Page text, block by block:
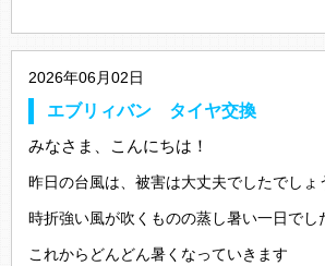
2026年06月02日
エブリィバン タイヤ交換
みなさま、こんにちは！
昨日の台風は、被害は大丈夫でしたでしょ
時折強い風が吹くものの蒸し暑い一日でし
これからどんどん暑くなっていきます